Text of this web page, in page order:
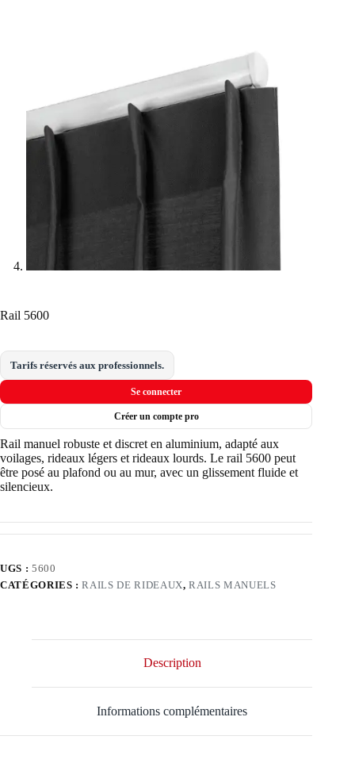
Rail 5600
Tarifs réservés aux professionnels.
Se connecter
Créer un compte pro
Rail manuel robuste et discret en aluminium, adapté aux
voilages, rideaux légers et rideaux lourds. Le rail 5600 peut
être posé au plafond ou au mur, avec un glissement fluide et
silencieux.
UGS : 5600
CATÉGORIES :RAILS DE RIDEAUX,RAILS MANUELS
Description
Informations complémentaires